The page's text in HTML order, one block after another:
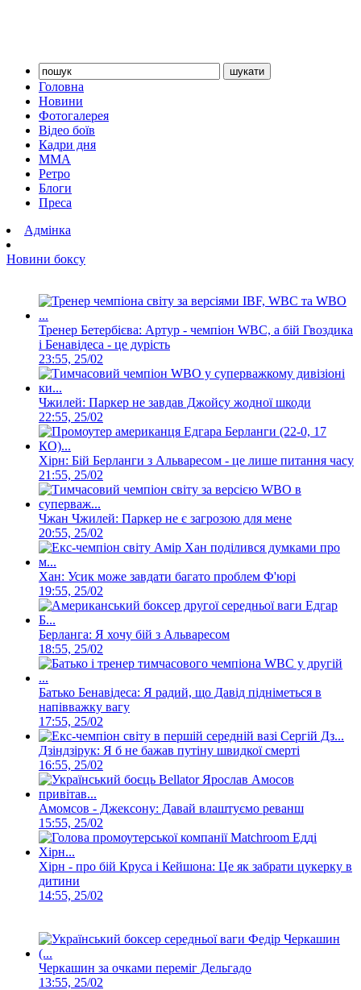
Головна
Новини
Фотогалерея
Відео боїв
Кадри дня
ММА
Ретро
Блоги
Преса
Адмінка
Новини боксу
Тренер Бетербієва: Артур - чемпіон WBC, а бій Гвоздика
і Бенавідеса - це дурість
23:55, 25/02
Чжилей: Паркер не завдав Джойсу жодної шкоди
22:55, 25/02
Хірн: Бій Берланги з Альваресом - це лише питання часу
21:55, 25/02
Чжан Чжилей: Паркер не є загрозою для мене
20:55, 25/02
Хан: Усик може завдати багато проблем Ф'юрі
19:55, 25/02
Берланга: Я хочу бій з Альваресом
18:55, 25/02
Батько Бенавідеса: Я радий, що Давід підніметься в
напівважку вагу
17:55, 25/02
Дзіндзірук: Я б не бажав путіну швидкої смерті
16:55, 25/02
Амомсов - Джексону: Давай влаштуємо реванш
15:55, 25/02
Хірн - про бій Круса і Кейшона: Це як забрати цукерку в
дитини
14:55, 25/02
Черкашин за очками переміг Дельгадо
13:55, 25/02